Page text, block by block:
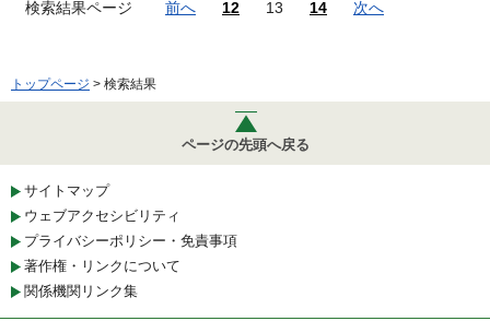
検索結果ページ 前へ 12 13 14 次へ
トップページ > 検索結果
ページの先頭へ戻る
サイトマップ
ウェブアクセシビリティ
プライバシーポリシー・免責事項
著作権・リンクについて
関係機関リンク集